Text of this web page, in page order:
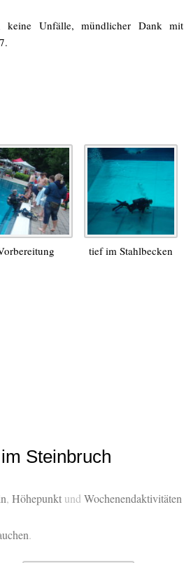
keine Unfälle, mündlicher Dank mit
tief im Stahlbecken
Steinbruch
, Höhepunkt und Wochenendaktivitäten
.